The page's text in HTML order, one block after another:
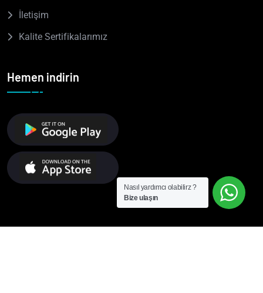
İletişim
Kalite Sertifikalarımız
Hemen indirin
Nasıl yardımcı olabilirz ?
Bize ulaşın